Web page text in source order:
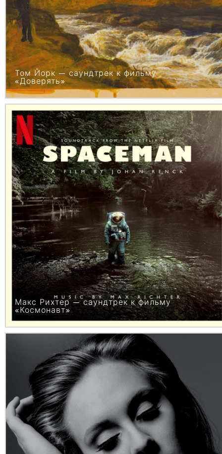
Том Йорк — саундтрек к фильму
«Доверять»
Макс Рихтер — саундтрек к фильму
«Космонавт»